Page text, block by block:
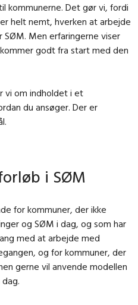
kommunerne. Det gør vi, fordi
helt nemt, hverken at arbejde
SØM. Men erfaringerne viser
godt fra start med den
vi om indholdet i et
du ansøger. Der er
i SØM
for kommuner, der ikke
og SØM i dag, og som har
med at arbejde med
og for kommuner, der
gerne vil anvende modellen